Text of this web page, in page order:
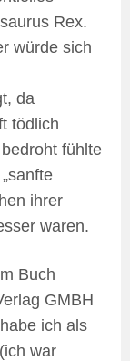
Rex.
würde sich
da
tödlich
fühlte
ihrer
waren.
Buch
GMBH
ich als
war